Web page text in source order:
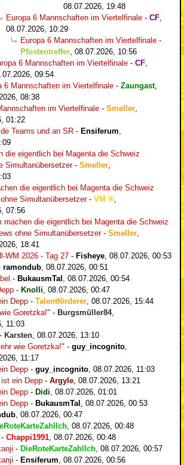
08.07.2026, 19:48
Europa 6 Mannschaften im Viertelfinale - CF
08.07.2026, 10:29
Europa 6 Mannschaften im Viertelfinale -
Pfostentreffer 08.07.2026, 10:56
6 Mannschaften im Viertelfinale - CF
09:54
6 Mannschaften im Viertelfinale - Zaungast,
08:38
im Viertelfinale - Smeller
01:22
Teams und an SR - Ensiferum
die eigentlich bei Magenta die Schweiz
Simultanübersetzer- Smeller
die eigentlich bei Magenta die Schweiz
Simultanübersetzer- VM
07:56
machen die eigentlich bei Magenta die Schweiz
ohne Simultanübersetzer- Smeller
18:41
WM 2026 - Tag 27 - Fisheye 08.07.2026, 00:53
ramondub 08.07.2026, 00:51
- BukausmTal
08.07.2026, 00:54
- Knolli 08.07.2026, 00:47
Depp - Talentförderer 08.07.2026, 15:44
Goretzka!" - Burgsmüller84,
11:03
- Karsten 08.07.2026, 13:10
wie Goretzka!" - guy_incognito
11:17
Depp - guy_incognito 08.07.2026, 11:03
ein Depp - Argyle 08.07.2026, 13:21
Depp - Didi 08.07.2026, 01:01
Depp - BukausmTal
08.07.2026, 00:53
08.07.2026, 00:47
08.07.2026, 00:48
- Chappi1991 08.07.2026, 00:48
- DieRoteKarteZahlIch 08.07.2026, 00:57
- Ensiferum 08.07.2026, 00:56